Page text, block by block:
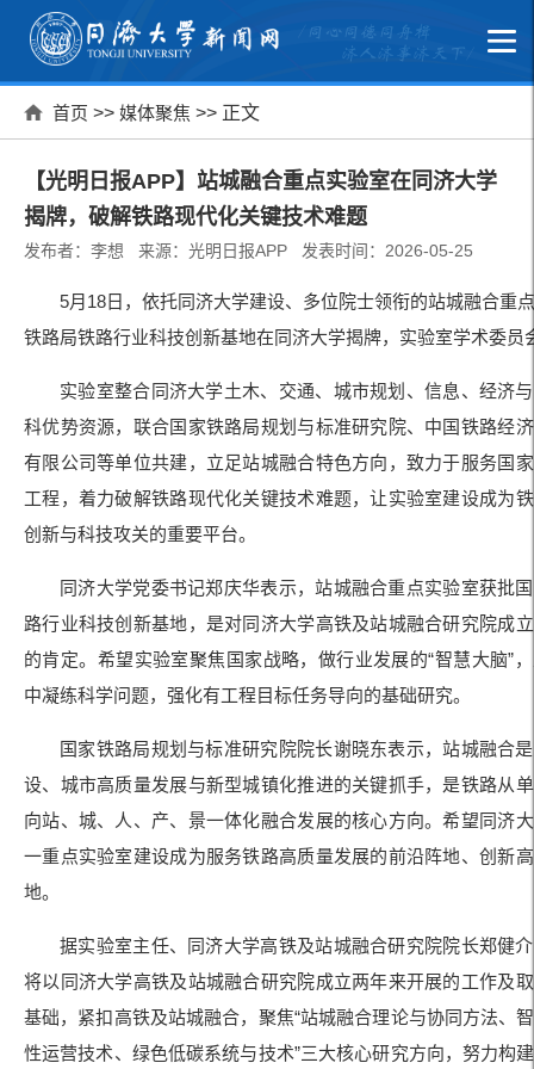
首页 >> 媒体聚焦 >> 正文
【光明日报APP】站城融合重点实验室在同济大学
揭牌，破解铁路现代化关键技术难题
发布者：李想 来源：光明日报APP 发表时间：2026-05-25
5月18日，依托同济大学建设、多位院士领衔的站城融合重
铁路局铁路行业科技创新基地在同济大学揭牌，实验室学术委员
实验室整合同济大学土木、交通、城市规划、信息、经济
科优势资源，联合国家铁路局规划与标准研究院、中国铁路经
有限公司等单位共建，立足站城融合特色方向，致力于服务国
工程，着力破解铁路现代化关键技术难题，让实验室建设成为
创新与科技攻关的重要平台。
同济大学党委书记郑庆华表示，站城融合重点实验室获批
路行业科技创新基地，是对同济大学高铁及站城融合研究院成
的肯定。希望实验室聚焦国家战略，做行业发展的“智慧大脑”
中凝练科学问题，强化有工程目标任务导向的基础研究。
国家铁路局规划与标准研究院院长谢晓东表示，站城融合
设、城市高质量发展与新型城镇化推进的关键抓手，是铁路从
向站、城、人、产、景一体化融合发展的核心方向。希望同济
一重点实验室建设成为服务铁路高质量发展的前沿阵地、创新
地。
据实验室主任、同济大学高铁及站城融合研究院院长郑健
将以同济大学高铁及站城融合研究院成立两年来开展的工作及
基础，紧扣高铁及站城融合，聚焦“站城融合理论与协同方法、
性运营技术、绿色低碳系统与技术”三大核心研究方向，努力构